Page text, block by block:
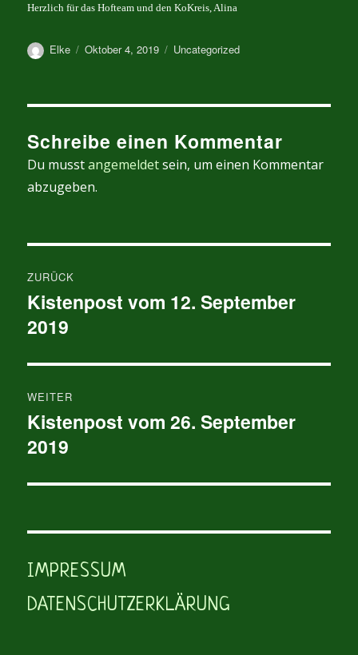
Herzlich für das Hofteam und den KoKreis, Alina
Autor
Elke
Veröffentlicht
Oktober 4, 2019 Kategorien
Uncategorized
Schreibe einen Kommentar
Du musstangemeldetsein, um einen Kommentar
abzugeben.
Beitragsnavigation
ZURÜCK
Vorheriger
Beitrag:
Kistenpost vom 12. September
2019
WEITER
Nächster
Beitrag:
Kistenpost vom 26. September
2019
IMPRESSUM
DATENSCHUTZERKLÄRUNG